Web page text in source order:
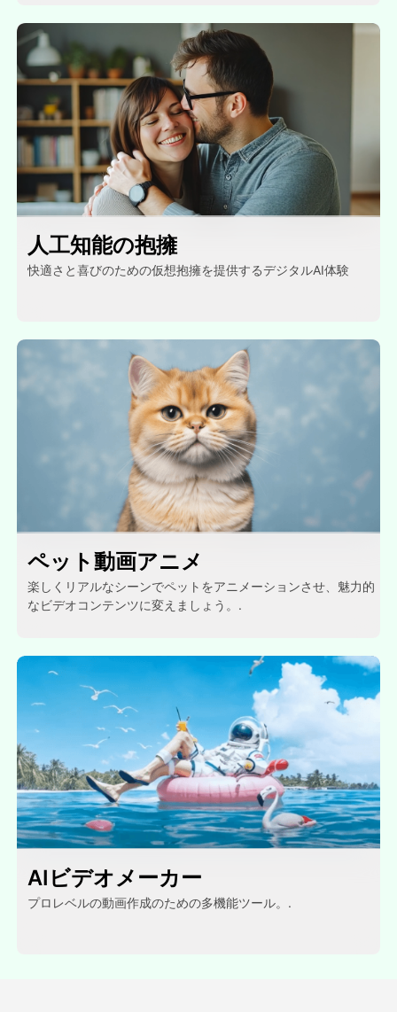
人工知能の抱擁
快適さと喜びのための仮想抱擁を提供するデジタルAI体験
ペット動画アニメ
楽しくリアルなシーンでペットをアニメーションさせ、魅力的
なビデオコンテンツに変えましょう。.
AIビデオメーカー
プロレベルの動画作成のための多機能ツール。.